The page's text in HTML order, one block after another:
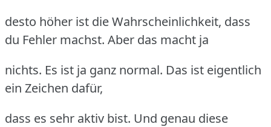
desto höher ist die Wahrscheinlichkeit, dass
du Fehler machst. Aber das macht ja
nichts. Es ist ja ganz normal. Das ist eigentlich
ein Zeichen dafür,
dass es sehr aktiv bist. Und genau diese